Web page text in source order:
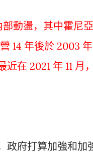
動盪，其中霍尼
14 年後於 2003
近在 2021 年 11
政府打算加強和